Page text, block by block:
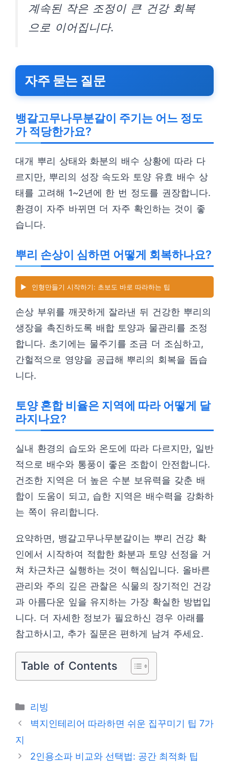
계속된 작은 조정이 큰 건강 회복
으로 이어집니다.
자주 묻는 질문
뱅갈고무나무분갈이 주기는 어느 정도
가 적당한가요?
대개 뿌리 상태와 화분의 배수 상황에 따라 다
르지만, 뿌리의 성장 속도와 토양 유효 배수 상
태를 고려해 1~2년에 한 번 정도를 권장합니다.
환경이 자주 바뀌면 더 자주 확인하는 것이 좋
습니다.
뿌리 손상이 심하면 어떻게 회복하나요?
▶️ 인형만들기 시작하기: 초보도 바로 따라하는 팁
손상 부위를 깨끗하게 잘라낸 뒤 건강한 뿌리의
생장을 촉진하도록 배합 토양과 물관리를 조정
합니다. 초기에는 물주기를 조금 더 조심하고,
간헐적으로 영양을 공급해 뿌리의 회복을 돕습
니다.
토양 혼합 비율은 지역에 따라 어떻게 달
라지나요?
실내 환경의 습도와 온도에 따라 다르지만, 일반
적으로 배수와 통풍이 좋은 조합이 안전합니다.
건조한 지역은 더 높은 수분 보유력을 갖춘 배
합이 도움이 되고, 습한 지역은 배수력을 강화하
는 쪽이 유리합니다.
요약하면, 뱅갈고무나무분갈이는 뿌리 건강 확
인에서 시작하여 적합한 화분과 토양 선정을 거
쳐 차근차근 실행하는 것이 핵심입니다. 올바른
관리와 주의 깊은 관찰은 식물의 장기적인 건강
과 아름다운 잎을 유지하는 가장 확실한 방법입
니다. 더 자세한 정보가 필요하신 경우 아래를
참고하시고, 추가 질문은 편하게 남겨 주세요.
Table of Contents
카
테
리빙
벽지인테리어 따라하면 쉬운 집꾸미기 팁 7가
지
2인용소파 비교와 선택법: 공간 최적화 팁